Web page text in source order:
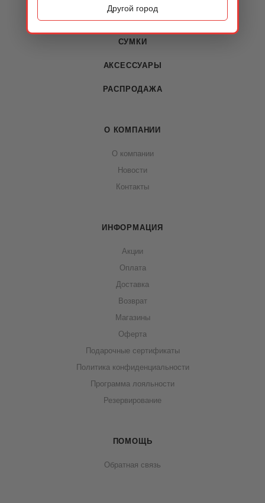
Другой город
ОБУВЬ
СУМКИ
АКСЕССУАРЫ
РАСПРОДАЖА
О КОМПАНИИ
О компании
Новости
Контакты
ИНФОРМАЦИЯ
Акции
Оплата
Доставка
Возврат
Магазины
Оферта
Подарочные сертификаты
Политика конфиденциальности
Программа лояльности
Резервирование
ПОМОЩЬ
Обратная связь